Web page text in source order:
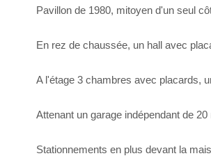
Pavillon de 1980, mitoyen d'un seul
En rez de chaussée, un hall avec
A l'étage 3 chambres avec placards,
Attenant un garage indépendant de
Stationnements en plus devant la